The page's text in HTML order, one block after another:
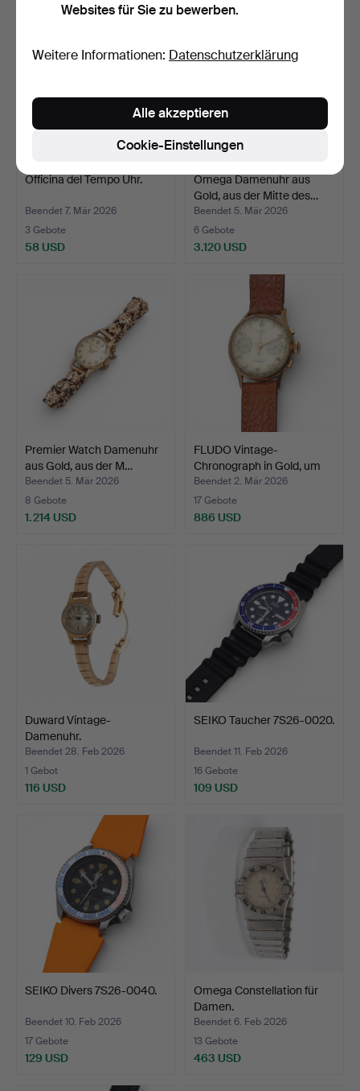
Officina del Tempo Uhr.
Beendet 7. Mär 2026
3 Gebote
58 USD
Omega Damenuhr aus
Gold, aus der Mitte des…
Beendet 5. Mär 2026
6 Gebote
3.120 USD
Premier Watch Damenuhr
aus Gold, aus der M…
Beendet 5. Mär 2026
8 Gebote
1.214 USD
FLUDO Vintage-
Chronograph in Gold, um
1950.
Beendet 2. Mär 2026
17 Gebote
886 USD
Duward Vintage-
Damenuhr.
Beendet 28. Feb 2026
1 Gebot
116 USD
SEIKO Taucher 7S26-0020.
Beendet 11. Feb 2026
16 Gebote
109 USD
SEIKO Divers 7S26-0040.
Beendet 10. Feb 2026
17 Gebote
129 USD
Omega Constellation für
Damen.
Beendet 6. Feb 2026
13 Gebote
463 USD
Websites für Sie zu bewerben.
Weitere Informationen: Datenschutzerklärung
Cookie-Einstellungen
Alle akzeptieren